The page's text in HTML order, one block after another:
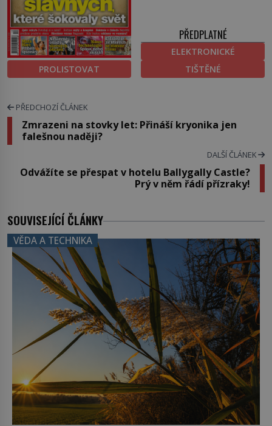
PROLISTOVAT
PŘEDPLATNÉ
ELEKTRONICKÉ
TIŠTĚNÉ
PŘEDCHOZÍ ČLÁNEK
Zmrazeni na stovky let: Přináší kryonika jen
falešnou naději?
DALŠÍ ČLÁNEK
Odvážíte se přespat v hotelu Ballygally Castle?
Prý v něm řádí přízraky!
SOUVISEJÍCÍ ČLÁNKY
VĚDA A TECHNIKA